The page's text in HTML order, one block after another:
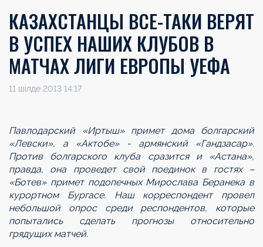
КАЗАХСТАНЦЫ ВСЕ-ТАКИ ВЕРЯТ
В УСПЕХ НАШИХ КЛУБОВ В
МАТЧАХ ЛИГИ ЕВРОПЫ УЕФА
11 шілде 2013 14:17
Павлодарский «Иртыш» примет дома болгарский
«Левски», а «Актобе» - армянский «Гандзасар».
Против болгарского клуба сразится и «Астана»,
правда, она проведет свой поединок в гостях –
«Ботев» примет подопечных Мирослава Беранека в
курортном Бургасе. Наш корреспондент провел
небольшой опрос среди респондентов, которые
попытались сделать прогнозы относительно
грядущих матчей.